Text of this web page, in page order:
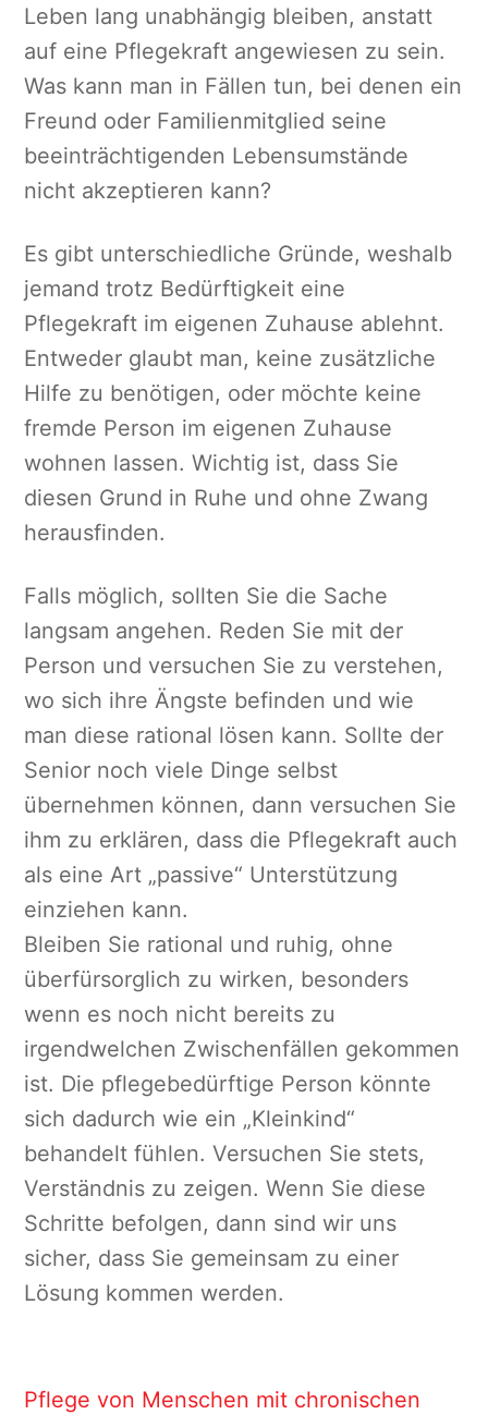
Leben lang unabhängig bleiben, anstatt
auf eine Pflegekraft angewiesen zu sein.
Was kann man in Fällen tun, bei denen ein
Freund oder Familienmitglied seine
beeinträchtigenden Lebensumstände
nicht akzeptieren kann?
Es gibt unterschiedliche Gründe, weshalb
jemand trotz Bedürftigkeit eine
Pflegekraft im eigenen Zuhause ablehnt.
Entweder glaubt man, keine zusätzliche
Hilfe zu benötigen, oder möchte keine
fremde Person im eigenen Zuhause
wohnen lassen. Wichtig ist, dass Sie
diesen Grund in Ruhe und ohne Zwang
herausfinden.
Falls möglich, sollten Sie die Sache
langsam angehen. Reden Sie mit der
Person und versuchen Sie zu verstehen,
wo sich ihre Ängste befinden und wie
man diese rational lösen kann. Sollte der
Senior noch viele Dinge selbst
übernehmen können, dann versuchen Sie
ihm zu erklären, dass die Pflegekraft auch
als eine Art „passive“ Unterstützung
einziehen kann.
Bleiben Sie rational und ruhig, ohne
überfürsorglich zu wirken, besonders
wenn es noch nicht bereits zu
irgendwelchen Zwischenfällen gekommen
ist. Die pflegebedürftige Person könnte
sich dadurch wie ein „Kleinkind“
behandelt fühlen. Versuchen Sie stets,
Verständnis zu zeigen. Wenn Sie diese
Schritte befolgen, dann sind wir uns
sicher, dass Sie gemeinsam zu einer
Lösung kommen werden.
Pflege von Menschen mit chronischen